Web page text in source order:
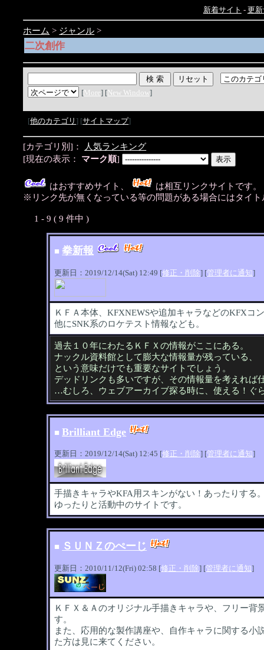
新着サイト - 更
ホーム > ジャンル >
二次創作
[More] [New Window]
[他のカテゴリ] [サイトマップ]
[カテゴリ別]：
人気ランキング
[現在の表示：
マーク順]
はおすすめサイト、
は相互リンクサイトです。
※リンク先が無くなっている等の問題がある場合にはタイト
1 - 9 ( 9 件中 )
■ 拳新報
更新日：2019/12/14(Sat) 12:49 [修正・削除] [管理者に通知]
ＫＦＡ本体、KFXNEWSや追加キャラなどのKFXコ
他にSNK系のロケテスト情報なども。
過去１０年にわたるＫＦＸの情報がここにある。
ナックル資料館として膨大な情報量が残っている、
という意味だけでも重要なサイトでしょう。
デッドリンクも多いですが、その情報量を考えれば
…むしろ、ウェブアーカイブ探る時に、使える！ぐ
■ Brilliant Edge
更新日：2019/12/14(Sat) 12:45 [修正・削除] [管理者に通知]
手描きキャラやKFA用スキンがない！あったりする
ゆったりと活動中のサイトです。
■ ＳＵＮＺのぺーじ
更新日：2010/11/12(Fri) 02:58 [修正・削除] [管理者に通知]
ＫＦＸ＆Ａのオリジナル手描きキャラや、フリー背
す。
また、応用的な製作講座や、自作キャラに関する小
た方は見に来てください。